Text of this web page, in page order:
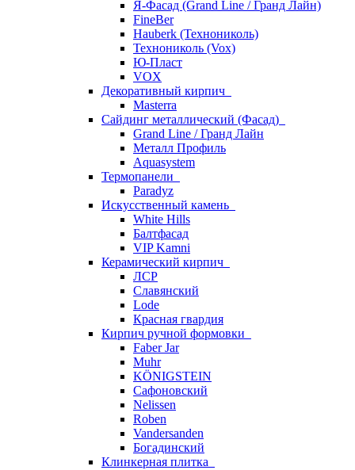
Я-Фасад (Grand Line / Гранд Лайн)
FineBer
Hauberk (Технониколь)
Технониколь (Vox)
Ю-Пласт
VOX
Декоративный кирпич
Masterra
Сайдинг металлический (Фасад)
Grand Line / Гранд Лайн
Металл Профиль
Aquasystem
Термопанели
Paradyz
Искусственный камень
White Hills
Балтфасад
VIP Kamni
Керамический кирпич
ЛСР
Славянский
Lode
Красная гвардия
Кирпич ручной формовки
Faber Jar
Muhr
KÖNIGSTEIN
Сафоновский
Nelissen
Roben
Vandersanden
Богадинский
Клинкерная плитка